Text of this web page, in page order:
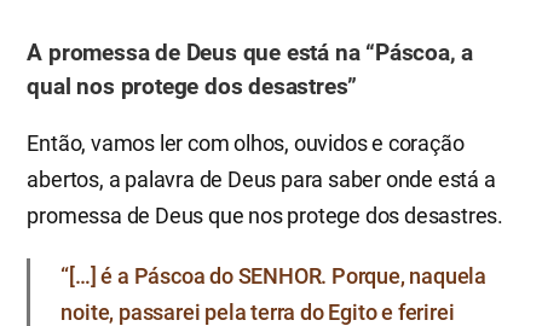
A promessa de Deus que está na “Páscoa, a
qual nos protege dos desastres”
Então, vamos ler com olhos, ouvidos e coração
abertos, a palavra de Deus para saber onde está a
promessa de Deus que nos protege dos desastres.
“[…] é a Páscoa do SENHOR. Porque, naquela
noite, passarei pela terra do Egito e ferirei